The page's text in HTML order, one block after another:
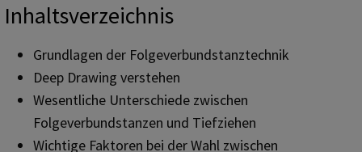
Inhaltsverzeichnis
Grundlagen der Folgeverbundstanztechnik
Deep Drawing verstehen
Wesentliche Unterschiede zwischen
Folgeverbundstanzen und Tiefziehen
Wichtige Faktoren bei der Wahl zwischen